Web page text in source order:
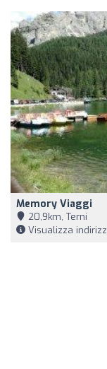
Memory Viaggi
20,9km, Terni
Visualizza